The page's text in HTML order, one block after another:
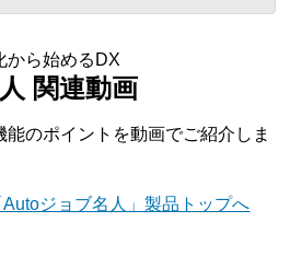
から始めるDX
関連動画
能のポイントを動画でご紹介しま
ジョブ名人」製品トップへ